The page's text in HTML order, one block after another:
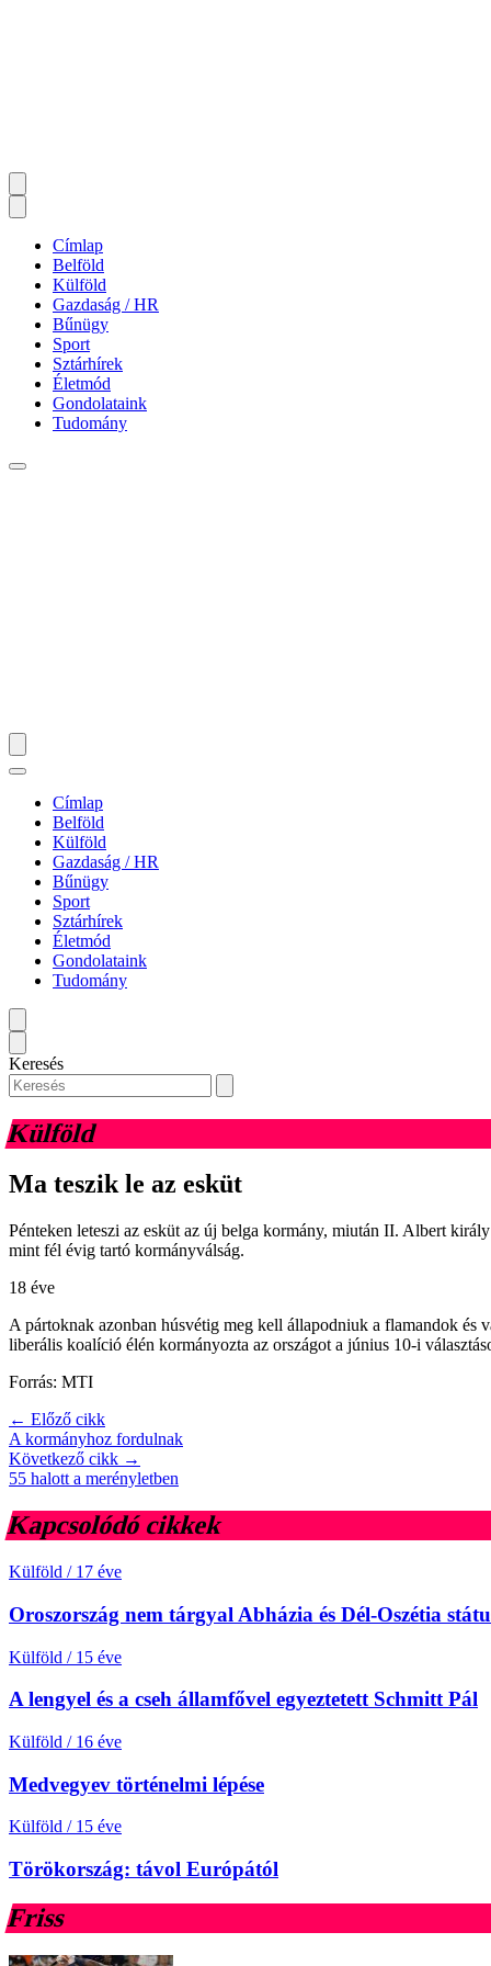
Címlap
Belföld
Külföld
Gazdaság / HR
Bűnügy
Sport
Sztárhírek
Életmód
Gondolataink
Tudomány
Címlap
Belföld
Külföld
Gazdaság / HR
Bűnügy
Sport
Sztárhírek
Életmód
Gondolataink
Tudomány
Keresés
Külföld
Ma teszik le az esküt
Pénteken leteszi az esküt az új belga kormány, miután II. Albert
mint fél évig tartó kormányválság.
18 éve
A pártoknak azonban húsvétig meg kell állapodniuk a flamandok és
liberális koalíció élén kormányozta az országot a június 10-i
Forrás: MTI
← Előző cikk
A kormányhoz fordulnak
Következő cikk →
55 halott a merényletben
Kapcsolódó cikkek
Külföld / 17 éve
Oroszország nem tárgyal Abházia és Dél-Oszétia
Külföld / 15 éve
A lengyel és a cseh államfővel egyeztetett Schmitt Pál
Külföld / 16 éve
Medvegyev történelmi lépése
Külföld / 15 éve
Törökország: távol Európától
Friss